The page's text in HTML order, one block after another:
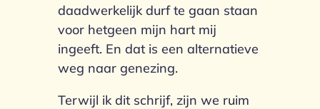
daadwerkelijk durf te gaan staan
voor hetgeen mijn hart mij
ingeeft. En dat is een alternatieve
weg naar genezing.
Terwijl ik dit schrijf, zijn we ruim